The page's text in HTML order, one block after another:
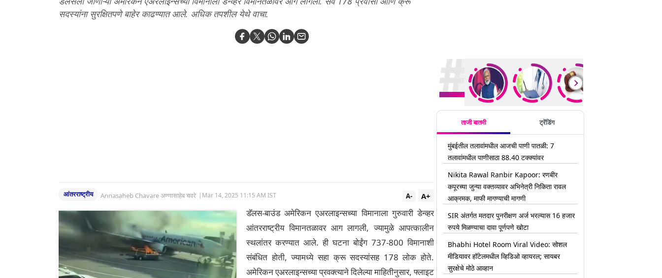
सदस्यांना सुरक्षितपणे बाहेर काढण्यात आले. अधिक तपशील येथे वाचा.
आंतरराष्ट्रीय Annasaheb Chavare अण्णासाहेब चवरे | Mar 14, 2025 11:15 AM IST A+
A-
डॅलस-बाउंड अमेरिकन एअरलाइन्सच्या विमानाला गुरुवारी डेन्व्हर
आंतरराष्ट्रीय विमानतळावर आग लागली, ज्यामुळे आपत्कालीन
स्थलांतर करण्यात आले. ही घटना बोईंग 737-800 विमानाशी
संबंधित होती, ज्यामध्ये सहा क्रू सदस्यांसह 178 लोक होते.
अमेरिकन एअरलाइन्सच्या प्रवक्त्याने दिलेल्या माहितीनुसार, फ्लाइट
ताजी बातमी ट्रेंडिंग
मुंबईतील तलावांमधील आजची पाणी पातळी: 7
तलावांमधील पाणीसाठा 88.40 टक्क्यांवर
Nikita Rawal Ranbir Kapoor: रणबीर
कपूरच्या जुन्या वक्तव्यावर अभिनेत्री निकिता रावल
आक्रमक, माफी मागण्याची मागणी
SIR अंतर्गत मतदार पुनरीक्षण अर्ज भरल्यास 16 हजार
रुपये मिळण्याचा दावा पूर्णपणे खोटा
Bhabhi Hotel Room Viral Video: सोशल
मीडियावर हॉटेलमधील व्हिडिओ व्हायरल; सायबर
सुरक्षेचे मोठे आव्हान